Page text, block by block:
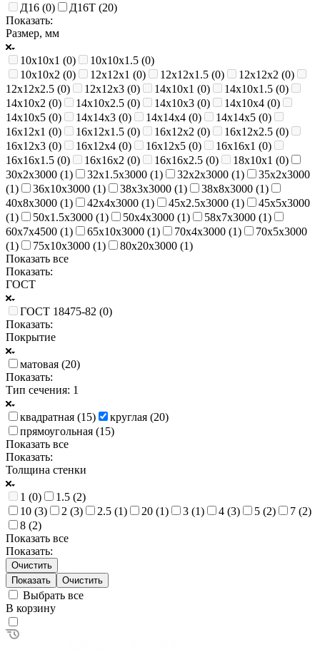
Д16 (0) Д16Т (20)
Показать:
Размер, мм
10х10х1 (0) 10х10х1.5 (0)
10х10х2 (0) 12х12х1 (0) 12х12х1.5 (0) 12х12х2 (0)
12х12х2.5 (0) 12х12х3 (0) 14х10х1 (0) 14х10х1.5 (0)
14х10х2 (0) 14х10х2.5 (0) 14х10х3 (0) 14х10х4 (0)
14х10х5 (0) 14х14х3 (0) 14х14х4 (0) 14х14х5 (0)
16х12х1 (0) 16х12х1.5 (0) 16х12х2 (0) 16х12х2.5 (0)
16х12х3 (0) 16х12х4 (0) 16х12х5 (0) 16х16х1 (0)
16х16х1.5 (0) 16х16х2 (0) 16х16х2.5 (0) 18х10х1 (0)
30х2х3000 (1) 32х1.5х3000 (1) 32х2х3000 (1)
35х2х3000
(1) 36х10х3000 (1) 38х3х3000 (1) 38х8х3000 (1)
40х8х3000 (1) 42х4х3000 (1) 45х2.5х3000 (1)
45х5х3000
(1) 50х1.5х3000 (1) 50х4х3000 (1) 58х7х3000 (1)
60х7х4500 (1) 65х10х3000 (1) 70х4х3000 (1)
70х5х3000
(1) 75х10х3000 (1) 80х20х3000 (1)
Показать все
Показать:
ГОСТ
ГОСТ 18475-82 (0)
Показать:
Покрытие
матовая (20)
Показать:
Тип сечения: 1
квадратная (15) круглая (20)
прямоугольная (15)
Показать все
Показать:
Толщина стенки
1 (0) 1.5 (2)
10 (3) 2 (3) 2.5 (1) 20 (1) 3 (1) 4 (3) 5 (2) 7 (2)
8 (2)
Показать все
Показать:
Очистить
Очистить
Выбрать все
В корзину